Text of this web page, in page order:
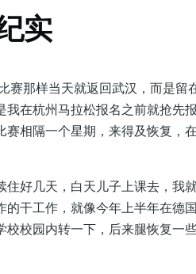
实
那样当天就返回武汉，而是留
在杭州马拉松报名之前就抢先
相隔一个星期，来得及恢复，
好几天，白天儿子上课去，我
干工作，就像今年上半年在德
校园内转一下，后来腿恢复一